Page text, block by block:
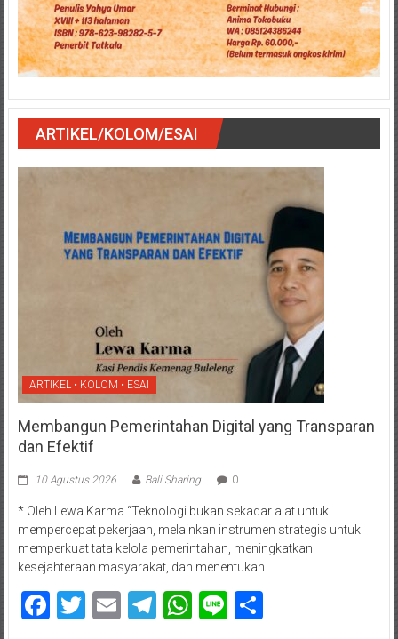
ARTIKEL/KOLOM/ESAI
ARTIKEL • KOLOM • ESAI
Membangun Pemerintahan Digital yang Transparan
dan Efektif
10 Agustus 2026 Bali Sharing 0
* Oleh Lewa Karma “Teknologi bukan sekadar alat untuk
mempercepat pekerjaan, melainkan instrumen strategis untuk
memperkuat tata kelola pemerintahan, meningkatkan
kesejahteraan masyarakat, dan menentukan
Facebook
Twitter
EmailTelegram
WhatsApp
LineShare